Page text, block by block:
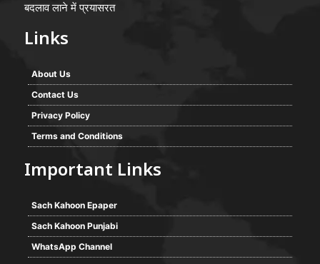
बदलाव लाने में प्रयासरत
Links
About Us
Contact Us
Privacy Policy
Terms and Conditions
Important Links
Sach Kahoon Epaper
Sach Kahoon Punjabi
WhatsApp Channel